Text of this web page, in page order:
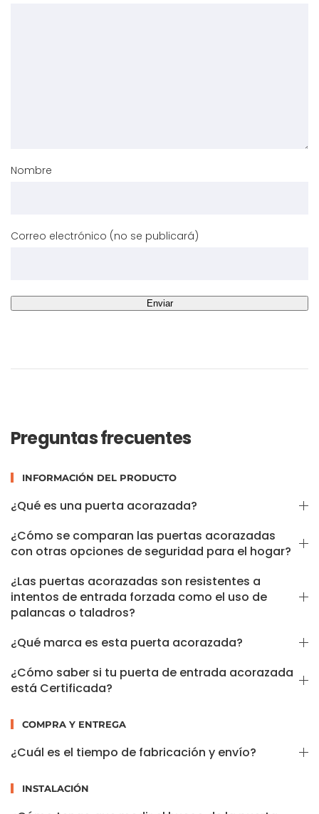
Nombre
Correo electrónico (no se publicará)
Preguntas frecuentes
INFORMACIÓN DEL PRODUCTO
¿Qué es una puerta acorazada?
¿Cómo se comparan las puertas acorazadas
con otras opciones de seguridad para el hogar?
¿Las puertas acorazadas son resistentes a
intentos de entrada forzada como el uso de
palancas o taladros?
¿Qué marca es esta puerta acorazada?
¿Cómo saber si tu puerta de entrada acorazada
está Certificada?
COMPRA Y ENTREGA
¿Cuál es el tiempo de fabricación y envío?
INSTALACIÓN